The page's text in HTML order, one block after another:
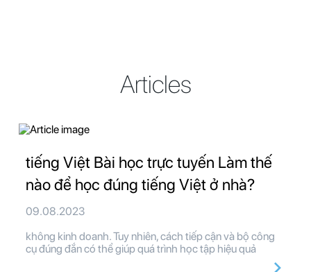
Articles
tiếng Việt Bài học trực tuyến Làm thế
nào để học đúng tiếng Việt ở nhà?
09.08.2023
không kinh doanh. Tuy nhiên, cách tiếp cận và bộ công
cụ đúng đắn có thể giúp quá trình học tập hiệu quả